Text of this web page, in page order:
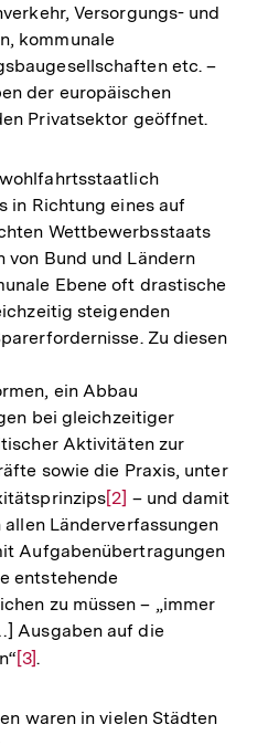
Versorgungs- und
kommunale
etc. –
der europäischen
Privatsektor geöffnet.
in Richtung eines auf
Wettbewerbsstaats
von Bund und Ländern
Ebene oft drastische
steigenden
Zu diesen
ein Abbau
bei gleichzeitiger
Aktivitäten zur
sowie die Praxis, unter
Zur
Auflösung
der
Fußnote
[2] – und damit
Länderverfassungen
Aufgabenübertragungen
entstehende
zu müssen – „immer
Ausgaben auf die
Zur
der
[3].
waren in vielen Städten